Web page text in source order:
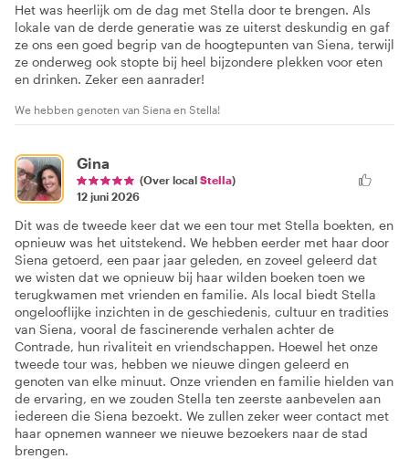
Het was heerlijk om de dag met Stella door te brengen. Als
lokale van de derde generatie was ze uiterst deskundig en gaf
ze ons een goed begrip van de hoogtepunten van Siena, terwijl
ze onderweg ook stopte bij heel bijzondere plekken voor eten
en drinken. Zeker een aanrader!
We hebben genoten van Siena en Stella!
Gina
(Over local Stella)
12 juni 2026
Dit was de tweede keer dat we een tour met Stella boekten, en
opnieuw was het uitstekend. We hebben eerder met haar door
Siena getoerd, een paar jaar geleden, en zoveel geleerd dat
we wisten dat we opnieuw bij haar wilden boeken toen we
terugkwamen met vrienden en familie. Als local biedt Stella
ongelooflijke inzichten in de geschiedenis, cultuur en tradities
van Siena, vooral de fascinerende verhalen achter de
Contrade, hun rivaliteit en vriendschappen. Hoewel het onze
tweede tour was, hebben we nieuwe dingen geleerd en
genoten van elke minuut. Onze vrienden en familie hielden van
de ervaring, en we zouden Stella ten zeerste aanbevelen aan
iedereen die Siena bezoekt. We zullen zeker weer contact met
haar opnemen wanneer we nieuwe bezoekers naar de stad
brengen.